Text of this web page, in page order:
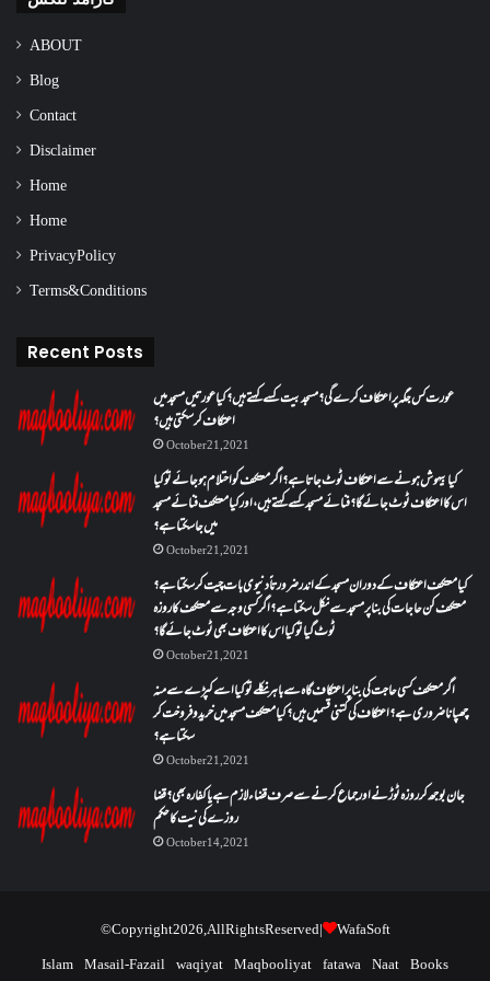
ABOUT
Blog
Contact
Disclaimer
Home
Home
Privacy Policy
Terms & Conditions
Recent Posts
عورت کس جگہ پر اعتکاف کرے گی؟مسجد بیت کسے کہتے ہیں؟کیا عورتیں مسجد میں
اعتکاف کر سکتی ہیں؟
October 21, 2021
کیا بیہوش ہونے سے اعتکاف ٹوٹ جاتا ہے؟ اگر معتکف کو احتلام ہو جائے تو کیا
اس کا اعتکاف ٹوٹ جائے گا؟فنائے مسجد کسے کہتے ہیں ، اور کیا معتکف فنائے مسجد
میں جا سکتا ہے؟
October 21, 2021
کیا معتکف اعتکاف کے دوران مسجد کے اندر ضرورتاً دنیوی بات چیت کر سکتا ہے؟
معتکف کن حاجات کی بنا پر مسجد سے نکل سکتا ہے؟ اگر کسی وجہ سے معتکف کا روزہ
ٹوٹ گیا تو کیا اس کا اعتکاف بھی ٹوٹ جائے گا؟
October 21, 2021
اگر معتکف کسی حاجت کی بنا پر اعتکاف گاہ سے باہر نکلے تو کیا اسے کپڑے سے منہ
چھپانا ضروری ہے؟اعتکاف کی کتنی قسمیں ہیں؟کیا معتکف مسجد میں خرید و فروخت کر
سکتا ہے؟
October 21, 2021
جان بوجھ کر روزہ ٹوڑنے اور جماع کرنے سے صرف قضاء لازم ہے یا کفارہ بھی؟ قضا
روزے کی نیت کا حکم
October 14, 2021
© Copyright 2026, All Rights Reserved |
WafaSoft
Islam Masail-Fazail waqiyat Maqbooliyat fatawa Naat Books